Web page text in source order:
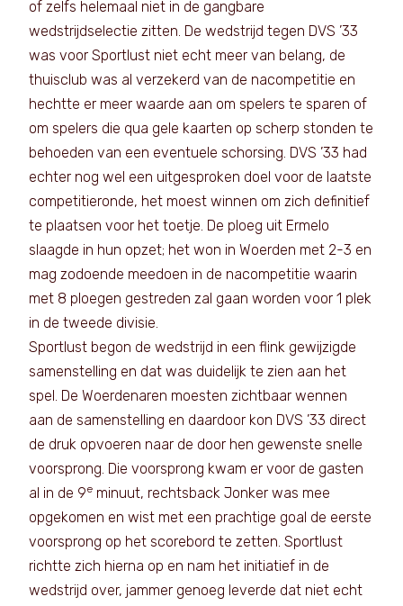
of zelfs helemaal niet in de gangbare
wedstrijdselectie zitten. De wedstrijd tegen DVS ’33
was voor Sportlust niet echt meer van belang, de
thuisclub was al verzekerd van de nacompetitie en
hechtte er meer waarde aan om spelers te sparen of
om spelers die qua gele kaarten op scherp stonden te
behoeden van een eventuele schorsing. DVS ’33 had
echter nog wel een uitgesproken doel voor de laatste
competitieronde, het moest winnen om zich definitief
te plaatsen voor het toetje. De ploeg uit Ermelo
slaagde in hun opzet; het won in Woerden met 2-3 en
mag zodoende meedoen in de nacompetitie waarin
met 8 ploegen gestreden zal gaan worden voor 1 plek
in de tweede divisie.
Sportlust begon de wedstrijd in een flink gewijzigde
samenstelling en dat was duidelijk te zien aan het
spel. De Woerdenaren moesten zichtbaar wennen
aan de samenstelling en daardoor kon DVS ’33 direct
de druk opvoeren naar de door hen gewenste snelle
voorsprong. Die voorsprong kwam er voor de gasten
al in de 9e minuut, rechtsback Jonker was mee
opgekomen en wist met een prachtige goal de eerste
voorsprong op het scorebord te zetten. Sportlust
richtte zich hierna op en nam het initiatief in de
wedstrijd over, jammer genoeg leverde dat niet echt